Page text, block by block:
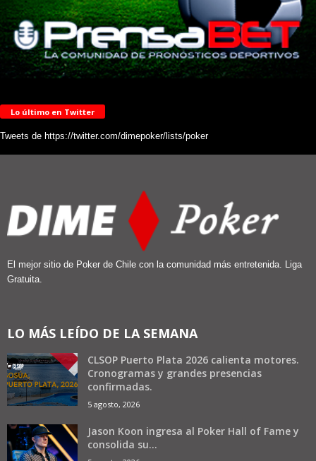
Lo último en Twitter
Tweets de https://twitter.com/dimepoker/lists/poker
El mejor sitio de Poker de Chile con la comunidad más entretenida. Liga
Gratuita.
LO MÁS LEÍDO DE LA SEMANA
CLSOP Puerto Plata 2026 calienta motores.
Cronogramas y grandes presencias
confirmadas.
5 agosto, 2026
Jason Koon ingresa al Poker Hall of Fame y
consolida su...